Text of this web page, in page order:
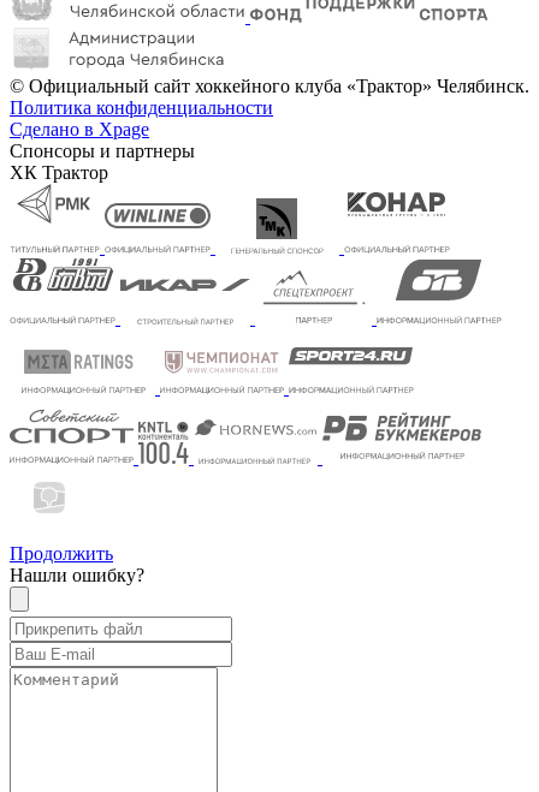
© Официальный сайт хоккейного клуба «Трактор» Челябинск.
Политика конфиденциальности
Сделано в Xpage
Спонсоры и партнеры
ХК Трактор
Продолжить
Нашли ошибку?